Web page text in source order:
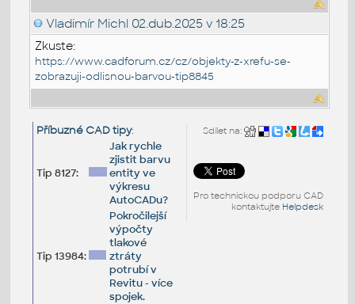
Vladimír Michl 02.dub.2025 v 18:25
Zkuste:
https://www.cadforum.cz/cz/objekty-z-xrefu-se-
zobrazuji-odlisnou-barvou-tip8845
Sdílet na:
Pro technickou podporu CAD
kontaktujte Helpdesk
Příbuzné CAD tipy:
Tip 8127:
Jak rychle
zjistit barvu
entity ve
výkresu
AutoCADu?
Tip 13984:
Pokročilejší
výpočty
tlakové
ztráty
potrubí v
Revitu - více
spojek.